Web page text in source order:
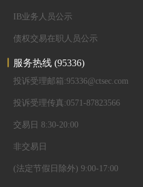
IB业务人员公示
债权交易在职人员公示
服务热线(95336)
投诉受理邮箱:95336@ctsec.com
投诉受理传真:0571-87823566
交易日 8:30-20:00
非交易日
(法定节假日除外) 9:00-17:00